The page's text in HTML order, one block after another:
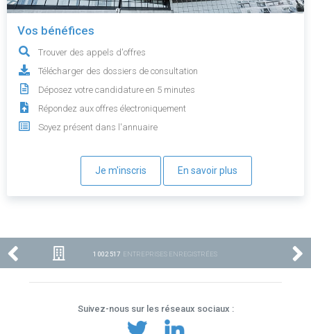
Vos bénéfices
Trouver des appels d'offres
Télécharger des dossiers de consultation
Déposez votre candidature en 5 minutes
Répondez aux offres électroniquement
Soyez présent dans l'annuaire
Je m'inscris En savoir plus
1 002 517 ENTREPRISES ENREGISTRÉES
Suivez-nous sur les réseaux sociaux :